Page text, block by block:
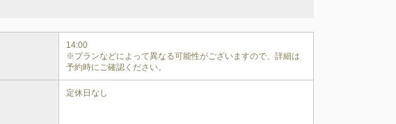
14:00
※プランなどによって異なる可能性がございますので、詳細は
予約時にご確認ください。
定休日なし